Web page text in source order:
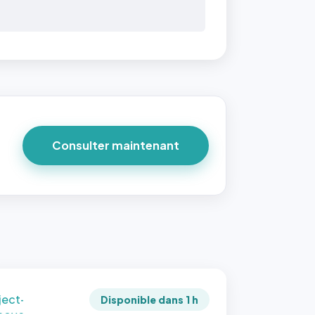
Consulter maintenant
par
1:1
Disponible dans 1 h